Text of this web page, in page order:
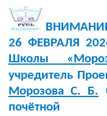
26 ФЕВРАЛЯ
Школы
учредитель
Морозова С. Б.